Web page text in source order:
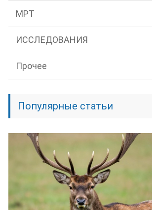
МРТ
ИССЛЕДОВАНИЯ
Прочее
Популярные статьи